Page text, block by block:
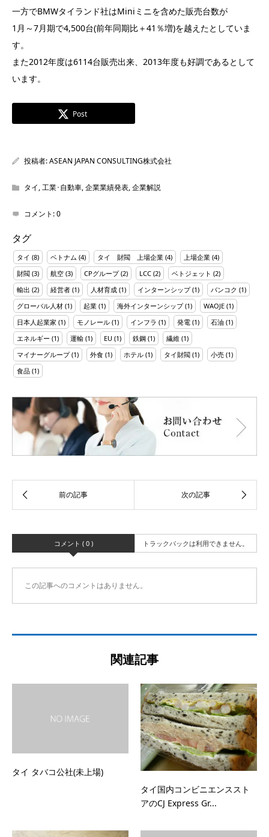
一方でBMWタイランド社はMiniミニを含めた販売台数が
1月～7月期で4,500台(前年同期比＋41％増)を越えたとしていま
す。
また2012年度は6114台販売出来、2013年度も好調であるとして
います。
Post
投稿者:ASEAN JAPAN CONSULTING株式会社
タイ,工業･自動車,企業業績発表,企業解説
コメント:0
タグ
タイ (8) ベトナム (4) タイ 財閥 上場企業 (4) 上場企業 (4)
財閥 (3) 航空 (3) CPグループ(2) LCC (2) ベトジェット (2)
輸出 (2) 経営者 (1) 人材育成 (1) インターンシップ(1) バンコク (1)
グローバル人材 (1) 起業 (1) 海外インターンシップ(1) WAOJE (1)
日本人起業家 (1) モノレール (1) インフラ (1) 発電 (1) 石油 (1)
エネルギー (1) 運輸 (1) EU (1) 鉄鋼 (1) 繊維 (1)
マイナーグループ(1) 外食 (1) ホテル (1) タイ財閥 (1) 小売 (1)
食品 (1)
コメント ( 0 ) トラックバックは利用できません。
この記事へのコメントはありません。
関連記事
タイ タバコ公社(未上場)
タイ国内コンビニエンススト
アのCJ Express Gr...